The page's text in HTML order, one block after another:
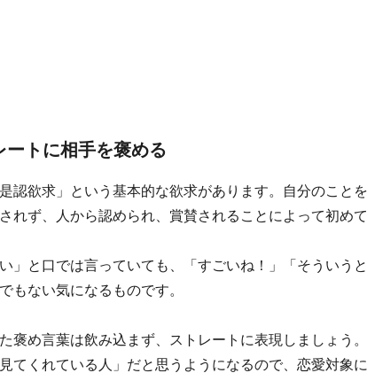
ートに相手を褒める
認欲求」という基本的な欲求があります。自分のこと
れず、人から認められ、賞賛されることによって初めて
い」と口では言っていても、「すごいね！」「そういう
もない気になるものです。
褒め言葉は飲み込まず、ストレートに表現しましょう
てくれている人」だと思うようになるので、恋愛対象